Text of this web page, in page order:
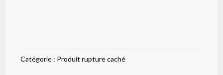
Catégorie : Produit rupture caché